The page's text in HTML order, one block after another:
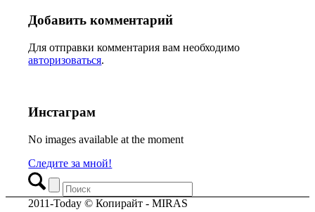
Добавить комментарий
Для отправки комментария вам необходимо
авторизоваться.
Инстаграм
No images available at the moment
Следите за мной!
2011-Today © Копирайт - MIRAS